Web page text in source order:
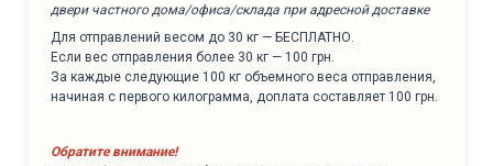
двери частного дома/офиса/склада при адресной доставке
Для отправлений весом до 30 кг — БЕСПЛАТНО.
Если вес отправления более 30 кг — 100 грн.
За каждые следующие 100 кг объемного веса отправления,
начиная с первого килограмма, доплата составляет 100 грн.
Обратите внимание!